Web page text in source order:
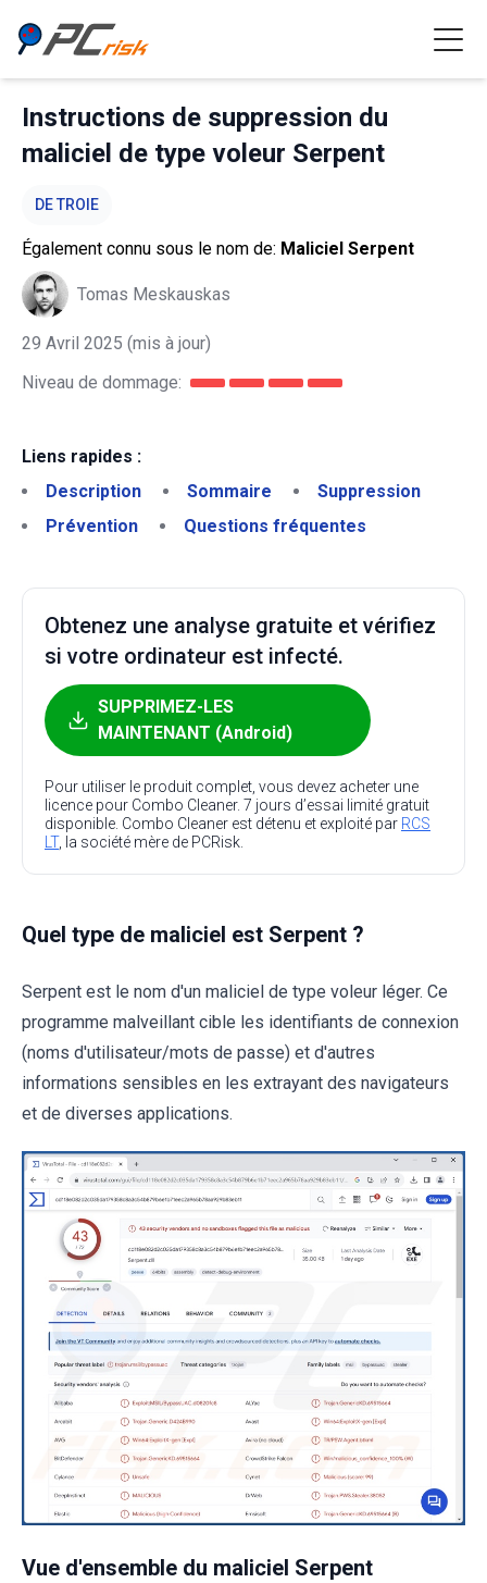
Instructions de suppression du
maliciel de type voleur Serpent
DE TROIE
Également connu sous le nom de: Maliciel Serpent
Tomas Meskauskas
29 Avril 2025 (mis à jour)
Niveau de dommage:
Liens rapides :
Description
Sommaire
Suppression
Prévention
Questions fréquentes
Obtenez une analyse gratuite et vérifiez
si votre ordinateur est infecté.
SUPPRIMEZ-LES
MAINTENANT (Android)
Pour utiliser le produit complet, vous devez acheter une
licence pour Combo Cleaner. 7 jours d’essai limité gratuit
disponible. Combo Cleaner est détenu et exploité par RCS
LT, la société mère de PCRisk.
Quel type de maliciel est Serpent ?
Serpent est le nom d'un maliciel de type voleur léger. Ce
programme malveillant cible les identifiants de connexion
(noms d'utilisateur/mots de passe) et d'autres
informations sensibles en les extrayant des navigateurs
et de diverses applications.
Vue d'ensemble du maliciel Serpent